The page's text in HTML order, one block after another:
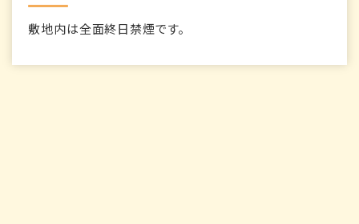
敷地内は全面終日禁煙です。